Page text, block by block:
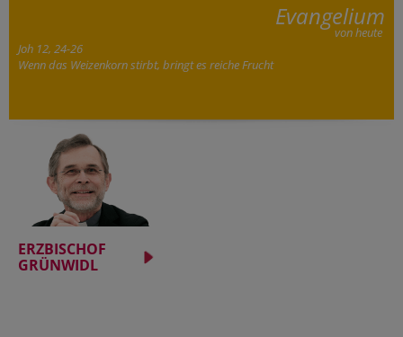
Evangelium
von heute
Joh 12, 24-26
Wenn das Weizenkorn stirbt, bringt es reiche Frucht
ERZBISCHOF
GRÜNWIDL